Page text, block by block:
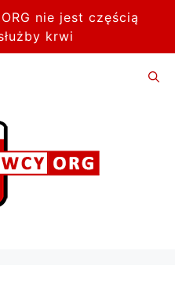
nie jest częścią
krwi